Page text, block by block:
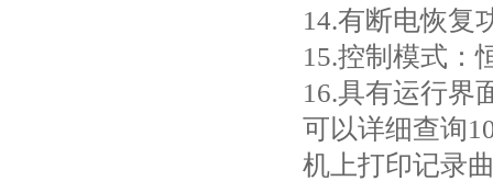
14.有断电恢复
15.控制模式：
16.具有运行界
可以详细查询
机上打印记录